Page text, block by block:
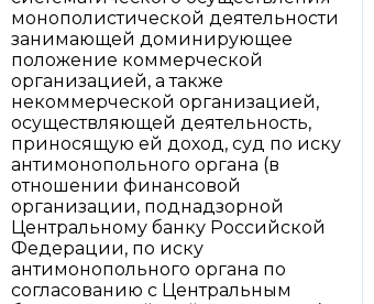
монополистической деятельности
занимающей доминирующее
положение коммерческой
организацией, а также
некоммерческой организацией,
осуществляющей деятельность,
приносящую ей доход, суд по иску
антимонопольного органа (в
отношении финансовой
организации, поднадзорной
Центральному банку Российской
Федерации, по иску
антимонопольного органа по
согласованию с Центральным